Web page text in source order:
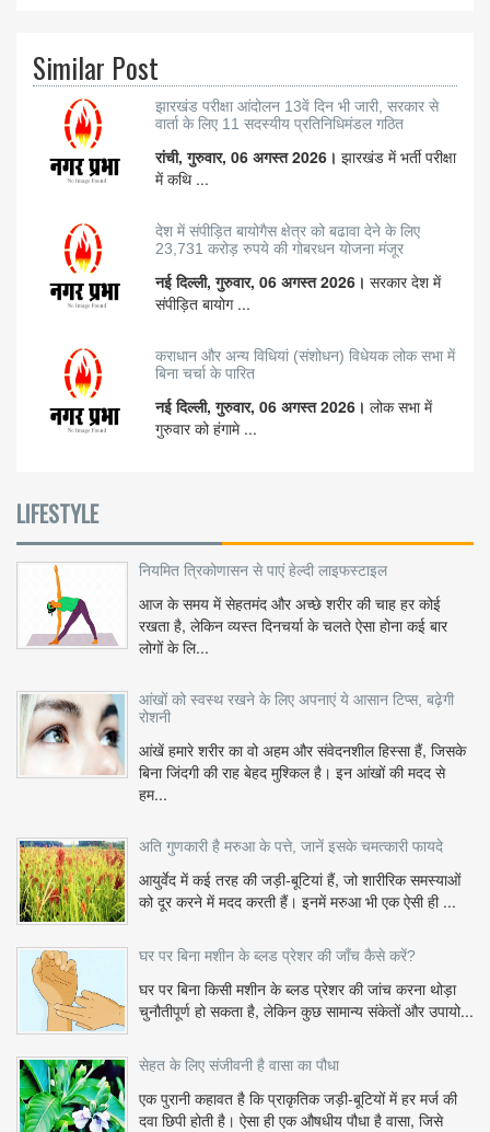
Similar Post
झारखंड परीक्षा आंदोलन 13वें दिन भी जारी, सरकार से
वार्ता के लिए 11 सदस्यीय प्रतिनिधिमंडल गठित
रांची, गुरुवार, 06 अगस्त 2026। झारखंड में भर्ती परीक्षा
में कथि ...
देश में संपीड़ित बायोगैस क्षेत्र को बढावा देने के लिए
23,731 करोड़ रुपये की गोबरधन योजना मंजूर
नई दिल्ली, गुरुवार, 06 अगस्त 2026। सरकार देश में
संपीड़ित बायोग ...
कराधान और अन्य विधियां (संशोधन) विधेयक लोक सभा में
बिना चर्चा के पारित
नई दिल्ली, गुरुवार, 06 अगस्त 2026। लोक सभा में
गुरुवार को हंगामे ...
LIFESTYLE
नियमित त्रिकोणासन से पाएं हेल्दी लाइफस्टाइल
आज के समय में सेहतमंद और अच्छे शरीर की चाह हर कोई
रखता है, लेकिन व्यस्त दिनचर्या के चलते ऐसा होना कई बार
लोगों के लि...
आंखों को स्वस्थ रखने के लिए अपनाएं ये आसान टिप्स, बढ़ेगी
रोशनी
आंखें हमारे शरीर का वो अहम और संवेदनशील हिस्सा हैं, जिसके
बिना जिंदगी की राह बेहद मुश्किल है। इन आंखों की मदद से
हम...
अति गुणकारी है मरुआ के पत्ते, जानें इसके चमत्कारी फायदे
आयुर्वेद में कई तरह की जड़ी-बूटियां हैं, जो शारीरिक समस्याओं
को दूर करने में मदद करती हैं। इनमें मरुआ भी एक ऐसी ही ...
घर पर बिना मशीन के ब्लड प्रेशर की जाँच कैसे करें?
घर पर बिना किसी मशीन के ब्लड प्रेशर की जांच करना थोड़ा
चुनौतीपूर्ण हो सकता है, लेकिन कुछ सामान्य संकेतों और उपायो...
सेहत के लिए संजीवनी है वासा का पौधा
एक पुरानी कहावत है कि प्राकृतिक जड़ी-बूटियों में हर मर्ज की
दवा छिपी होती है। ऐसा ही एक औषधीय पौधा है वासा, जिसे